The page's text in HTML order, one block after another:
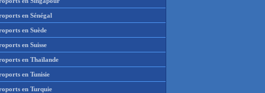
en Sénégal
en Suède
en Suisse
en Thaïlande
en Tunisie
en Turquie